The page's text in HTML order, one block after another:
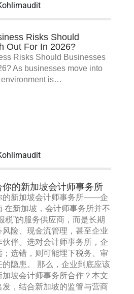
Risks Should
Out For In 2026?
Risks Should Businesses
As businesses move into
environment is…
的新加坡会计师事务所
的新加坡会计师事务所——企
在新加坡，会计师事务所并不
税”的服务供应商，而是长期
险、现金流管理，甚至企业
伴。选对会计师事务所，企
选错，则可能埋下税务、审
隐患。 那么，企业到底应该
坡会计师事务所合作？本文
，结合新加坡的监管与营商